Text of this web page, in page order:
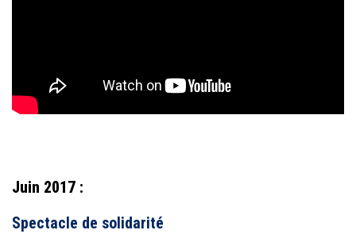
Juin 2017 :
Spectacle de solidarité